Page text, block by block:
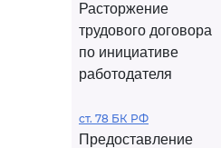
Расторжение
трудового договора
по инициативе
работодателя
ст. 78 БК РФ
Предоставление